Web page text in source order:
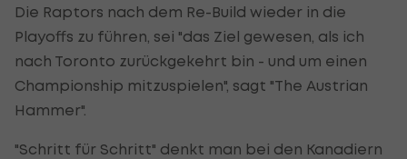
Die Raptors nach dem Re-Build wieder in die
Playoffs zu führen, sei "das Ziel gewesen, als ich
nach Toronto zurückgekehrt bin - und um einen
Championship mitzuspielen", sagt "The Austrian
Hammer".
"Schritt für Schritt" denkt man bei den Kanadiern